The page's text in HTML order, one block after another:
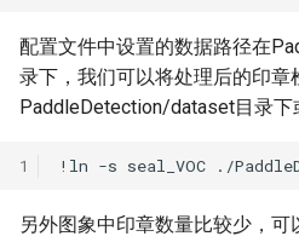
配置文件中设置的数据路径在
录下，我们可以将处理后的印章
PaddleDetection/dataset目录下
1 !ln -s seal_VOC
另外图象中印章数量比较少，可